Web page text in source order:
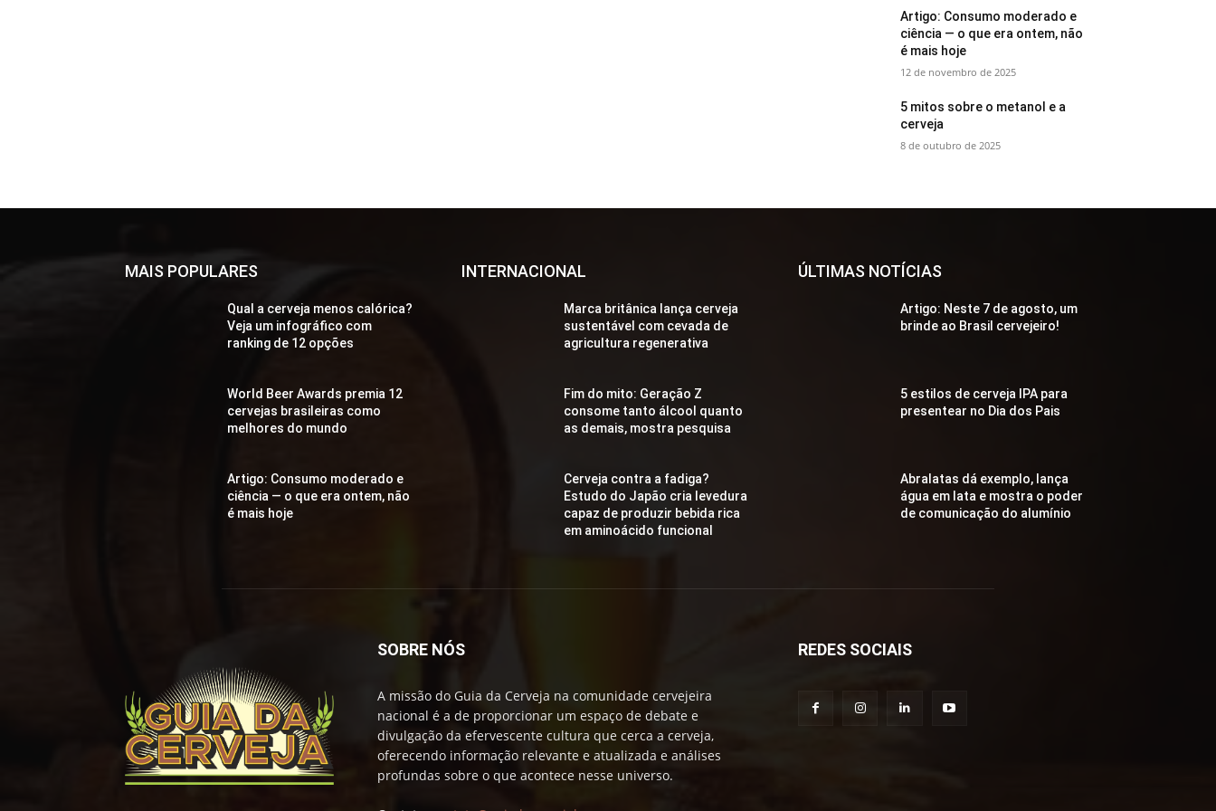
Artigo: Consumo moderado e
ciência — o que era ontem, não
é mais hoje
12 de novembro de 2025
5 mitos sobre o metanol e a
cerveja
8 de outubro de 2025
MAIS POPULARES
Qual a cerveja menos calórica?
Veja um infográfico com
ranking de 12 opções
World Beer Awards premia 12
cervejas brasileiras como
melhores do mundo
Artigo: Consumo moderado e
ciência — o que era ontem, não
é mais hoje
INTERNACIONAL
Marca britânica lança cerveja
sustentável com cevada de
agricultura regenerativa
Fim do mito: Geração Z
consome tanto álcool quanto
as demais, mostra pesquisa
Cerveja contra a fadiga?
Estudo do Japão cria levedura
capaz de produzir bebida rica
em aminoácido funcional
ÚLTIMAS NOTÍCIAS
Artigo: Neste 7 de agosto, um
brinde ao Brasil cervejeiro!
5 estilos de cerveja IPA para
presentear no Dia dos Pais
Abralatas dá exemplo, lança
água em lata e mostra o poder
de comunicação do alumínio
SOBRE NÓS
A missão do Guia da Cerveja na comunidade cervejeira
nacional é a de proporcionar um espaço de debate e
divulgação da efervescente cultura que cerca a cerveja,
oferecendo informação relevante e atualizada e análises
profundas sobre o que acontece nesse universo.
REDES SOCIAIS